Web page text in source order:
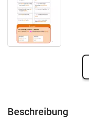
Beschreibung